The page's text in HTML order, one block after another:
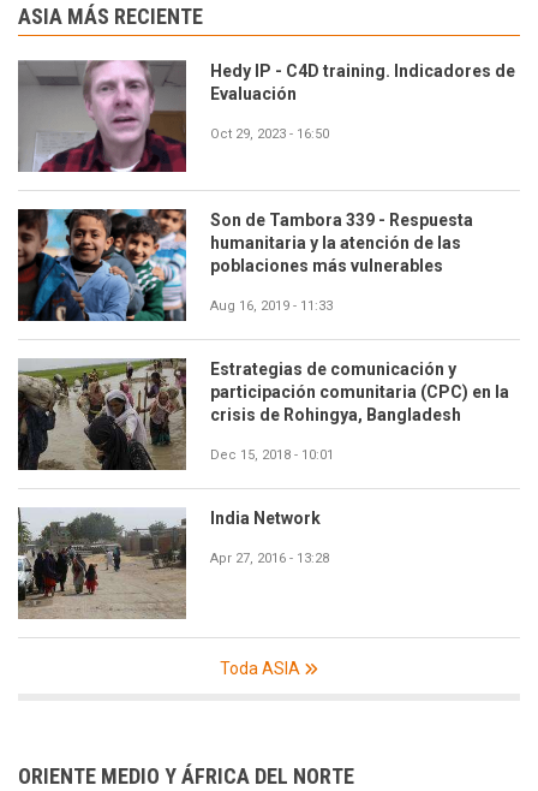
ASIA MÁS RECIENTE
Hedy IP - C4D training. Indicadores de
Evaluación
Oct 29, 2023 - 16:50
Son de Tambora 339 - Respuesta
humanitaria y la atención de las
poblaciones más vulnerables
Aug 16, 2019 - 11:33
Estrategias de comunicación y
participación comunitaria (CPC) en la
crisis de Rohingya, Bangladesh
Dec 15, 2018 - 10:01
India Network
Apr 27, 2016 - 13:28
Toda ASIA
ORIENTE MEDIO Y ÁFRICA DEL NORTE